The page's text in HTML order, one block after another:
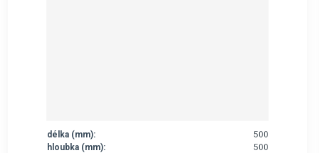
délka (mm):
500
hloubka (mm):
500